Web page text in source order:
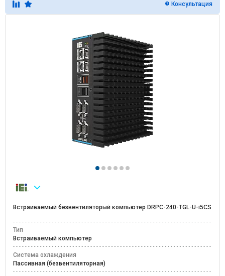
Консультация
Встраиваемый безвентиляторый компьютер DRPC-240-TGL-U-i5CS
Тип
Встраиваемый компьютер
Система охлаждения
Пассивная (безвентиляторная)